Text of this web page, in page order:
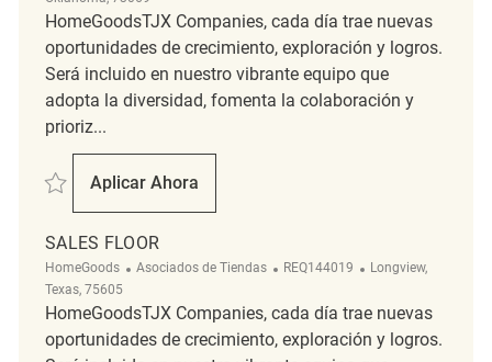
HomeGoodsTJX Companies, cada día trae nuevas
oportunidades de crecimiento, exploración y logros.
Será incluido en nuestro vibrante equipo que
adopta la diversidad, fomenta la colaboración y
prioriz...
Salvar Loss Prevention Detective REQ135509
Aplicar Ahora
Loss Prevention Detective
SALES FLOOR
HomeGoods Categoría
Asociados de Tiendas ReqId
REQ144019 Ubicación
Longview,
Texas, 75605
HomeGoodsTJX Companies, cada día trae nuevas
oportunidades de crecimiento, exploración y logros.